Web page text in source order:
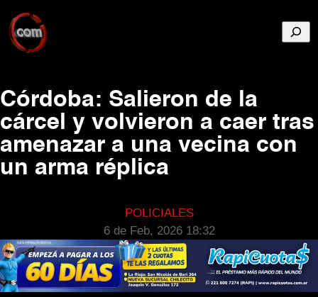
Córdoba: Salieron de la
cárcel y volvieron a caer tras
amenazar a una vecina con
un arma réplica
POLICIALES
6 de Feb, 2026 18:32